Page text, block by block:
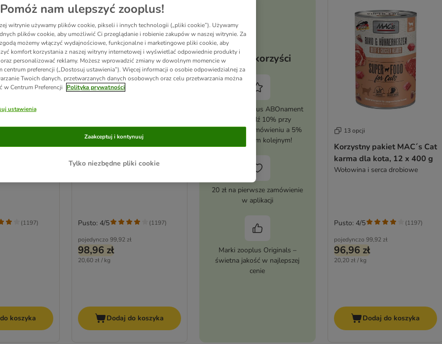
dla kota,
(1197)
koszyka
Korzystny pakiet MAC´s Cat
karma dla kota, 12 x 400 g
Kaczka, indyk, kurczak
pojedynczo 99,92 zł
98,96 zł
20,60 zł / kg
Pusto: 4/5 (1197)
Dodaj do koszyka
Twoje korzyści
Aktywuj zooplus ABOnament
i zaoszczędź 10% przy
pierwszym zamówieniu a 5%
przy każdym kolejnym!
20 zł na pierwsze zamówienie
w aplikacji
Marki zooplus Originals –
świetna jakość w najlepszej
cenie
13 opcji
Korzystny pakiet MAC´s Cat
karma dla kota, 12 x 400 g
Wołowina i serca drobiowe
pojedynczo 99,92 zł
96,96 zł
20,20 zł / kg
Pusto: 4/5 (1197)
Dodaj do koszyka
Pomóż nam ulepszyć zooplus!
witrynie używamy plików cookie, pikseli i innych technologii („pliki cookie”). Używamy
plików cookie, aby umożliwić Ci przeglądanie i robienie zakupów w naszej witrynie. Za
możemy włączyć wydajnościowe, funkcjonalne i marketingowe pliki cookie, aby
komfort korzystania z naszej witryny internetowej i wyświetlać odpowiednie produkty i
oraz personalizować reklamy. Możesz wprowadzić zmiany w dowolnym momencie w
centrum preferencji („Dostosuj ustawienia”). Więcej informacji o osobie odpowiedzialnej za
Twoich danych, przetwarzanych danych osobowych oraz celu przetwarzania można
w Centrum Preferencji
Polityka prywatności
ustawienia
Tylko niezbędne pliki cookie
Zaakceptuj i kontynuuj